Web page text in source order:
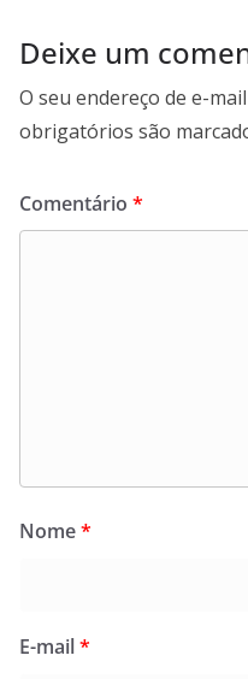
Deixe um
O seu endereço de e-
obrigatórios são
Comentário *
Nome*
E-mail*